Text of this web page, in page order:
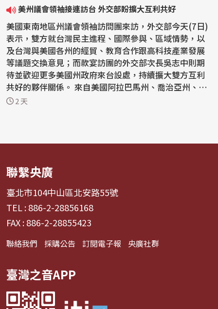
美州議會領袖接連訪台 外交部盼擴大互利共好
美國東南地區州議會領袖訪問團來訪，外交部今天(7日)
表示，雙方就台灣民主進程、國際參與、區域情勢，以
及台灣與美國各州的經貿、教育合作跟高科技產業發展
等議題交換意見；而款宴訪團的外交部次長吳志中則期
待並歡迎更多美國州政府來台設處，持續擴大雙方互利
共好的夥伴關係。 來自美國阿拉巴馬州、喬治亞州、肯
塔基...
2 天
聯繫央廣
臺北市104中山區北安路55號
TEL : 886-2-28856168
FAX : 886-2-28855423
聯絡我們 採購公告 訂閱電子報 央廣社群
臺灣之音APP